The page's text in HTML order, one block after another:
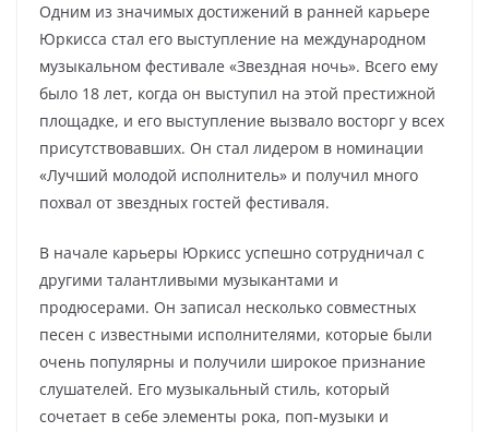
Одним из значимых достижений в ранней карьере
Юркисса стал его выступление на международном
музыкальном фестивале «Звездная ночь». Всего ему
было 18 лет, когда он выступил на этой престижной
площадке, и его выступление вызвало восторг у всех
присутствовавших. Он стал лидером в номинации
«Лучший молодой исполнитель» и получил много
похвал от звездных гостей фестиваля.
В начале карьеры Юркисс успешно сотрудничал с
другими талантливыми музыкантами и
продюсерами. Он записал несколько совместных
песен с известными исполнителями, которые были
очень популярны и получили широкое признание
слушателей. Его музыкальный стиль, который
сочетает в себе элементы рока, поп-музыки и